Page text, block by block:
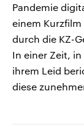
Pandemie
einem
durch die KZ-
In einer Zeit,
ihrem Leid
diese